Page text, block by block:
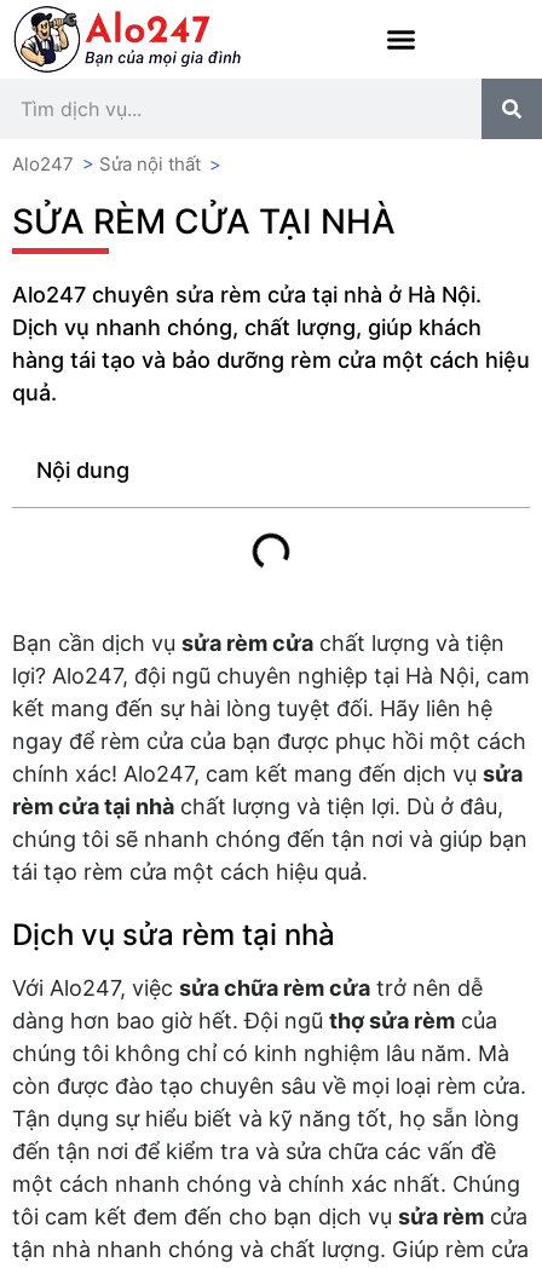
Alo247 > Sửa nội thất >
SỬA RÈM CỬA TẠI NHÀ
Alo247 chuyên sửa rèm cửa tại nhà ở Hà Nội.
Dịch vụ nhanh chóng, chất lượng, giúp khách
hàng tái tạo và bảo dưỡng rèm cửa một cách hiệu
quả.
Nội dung
Bạn cần dịch vụ sửa rèm cửa chất lượng và tiện
lợi? Alo247, đội ngũ chuyên nghiệp tại Hà Nội, cam
kết mang đến sự hài lòng tuyệt đối. Hãy liên hệ
ngay để rèm cửa của bạn được phục hồi một cách
chính xác! Alo247, cam kết mang đến dịch vụ sửa
rèm cửa tại nhà chất lượng và tiện lợi. Dù ở đâu,
chúng tôi sẽ nhanh chóng đến tận nơi và giúp bạn
tái tạo rèm cửa một cách hiệu quả.
Dịch vụ sửa rèm tại nhà
Với Alo247, việc sửa chữa rèm cửa trở nên dễ
dàng hơn bao giờ hết. Đội ngũ thợ sửa rèm của
chúng tôi không chỉ có kinh nghiệm lâu năm. Mà
còn được đào tạo chuyên sâu về mọi loại rèm cửa.
Tận dụng sự hiểu biết và kỹ năng tốt, họ sẵn lòng
đến tận nơi để kiểm tra và sửa chữa các vấn đề
một cách nhanh chóng và chính xác nhất. Chúng
tôi cam kết đem đến cho bạn dịch vụ sửa rèm cửa
tận nhà nhanh chóng và chất lượng. Giúp rèm cửa